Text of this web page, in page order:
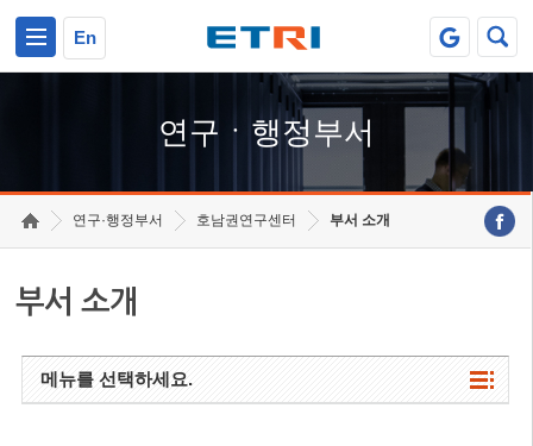
En
연구ㆍ행정부서
연구·행정부서 호남권연구센터 부서 소개
부서 소개
메뉴를 선택하세요.